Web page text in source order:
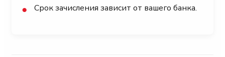
● Срок зачисления зависит от вашего банка.